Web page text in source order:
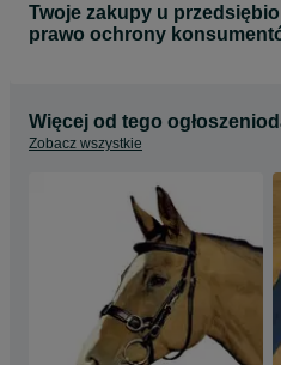
Twoje zakupy u
prawo ochrony
Więcej od tego
Zobacz wszystkie